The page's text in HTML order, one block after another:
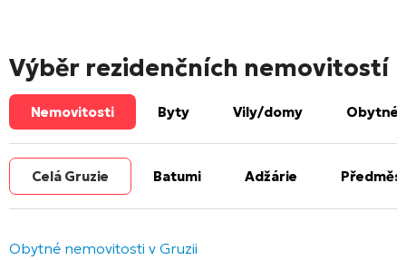
Výběr rezidenčních nemovitostí
Nemovitosti Byty Vily/domy Obytné
Celá Gruzie Batumi Adžárie
Obytné nemovitosti v Gruzii